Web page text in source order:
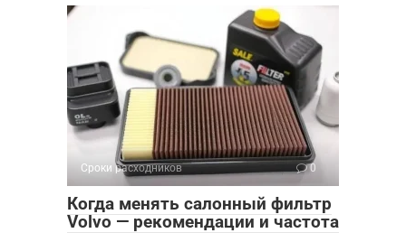
Сроки расходников 0
Когда менять салонный фильтр
Volvo — рекомендации и частота